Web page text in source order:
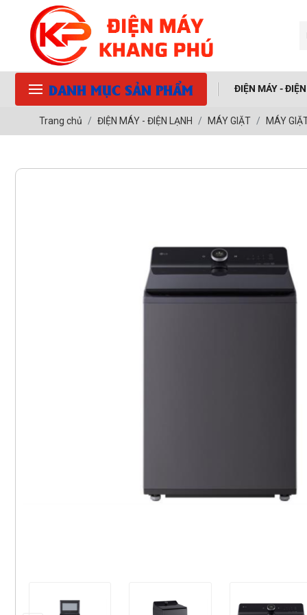
DANH MỤC SẢN PHẨM ĐIỆN MÁY -
Trang chủ ĐIỆN MÁY - ĐIỆN LẠNH MÁY GIẶT MÁY